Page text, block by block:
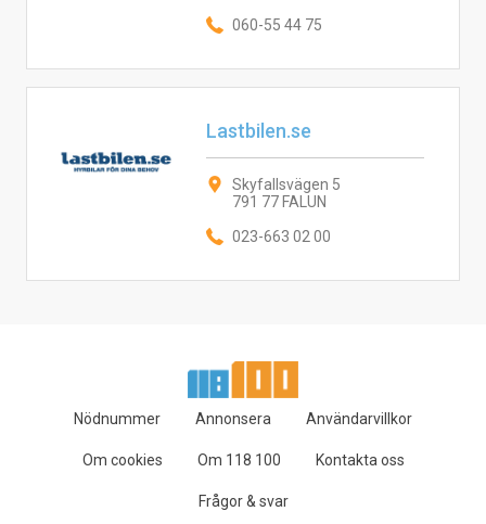
060-55 44 75
Lastbilen.se
Skyfallsvägen 5
791 77 FALUN
023-663 02 00
Nödnummer Annonsera Användarvillkor
Om cookies Om 118 100 Kontakta oss
Frågor & svar